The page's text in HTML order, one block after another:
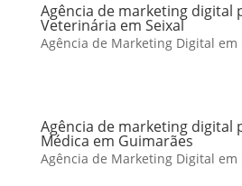
Agência de marketing digital
Veterinária em Seixal
Agência de Marketing Digital em
Agência de marketing digital
Médica em Guimarães
Agência de Marketing Digital em